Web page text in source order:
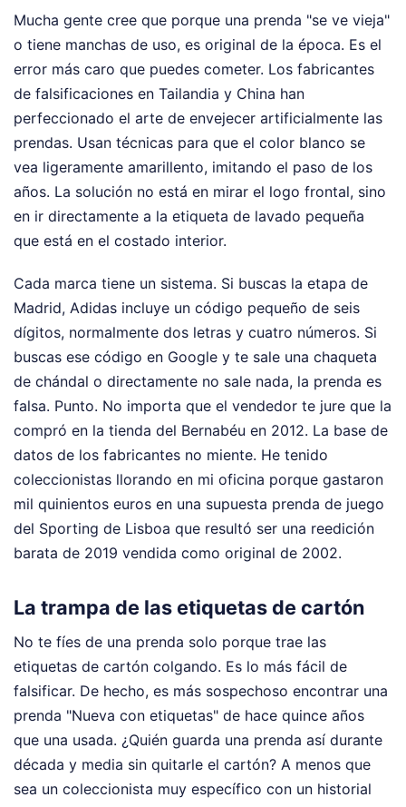
Mucha gente cree que porque una prenda "se ve vieja"
o tiene manchas de uso, es original de la época. Es el
error más caro que puedes cometer. Los fabricantes
de falsificaciones en Tailandia y China han
perfeccionado el arte de envejecer artificialmente las
prendas. Usan técnicas para que el color blanco se
vea ligeramente amarillento, imitando el paso de los
años. La solución no está en mirar el logo frontal, sino
en ir directamente a la etiqueta de lavado pequeña
que está en el costado interior.
Cada marca tiene un sistema. Si buscas la etapa de
Madrid, Adidas incluye un código pequeño de seis
dígitos, normalmente dos letras y cuatro números. Si
buscas ese código en Google y te sale una chaqueta
de chándal o directamente no sale nada, la prenda es
falsa. Punto. No importa que el vendedor te jure que la
compró en la tienda del Bernabéu en 2012. La base de
datos de los fabricantes no miente. He tenido
coleccionistas llorando en mi oficina porque gastaron
mil quinientos euros en una supuesta prenda de juego
del Sporting de Lisboa que resultó ser una reedición
barata de 2019 vendida como original de 2002.
La trampa de las etiquetas de cartón
No te fíes de una prenda solo porque trae las
etiquetas de cartón colgando. Es lo más fácil de
falsificar. De hecho, es más sospechoso encontrar una
prenda "Nueva con etiquetas" de hace quince años
que una usada. ¿Quién guarda una prenda así durante
década y media sin quitarle el cartón? A menos que
sea un coleccionista muy específico con un historial